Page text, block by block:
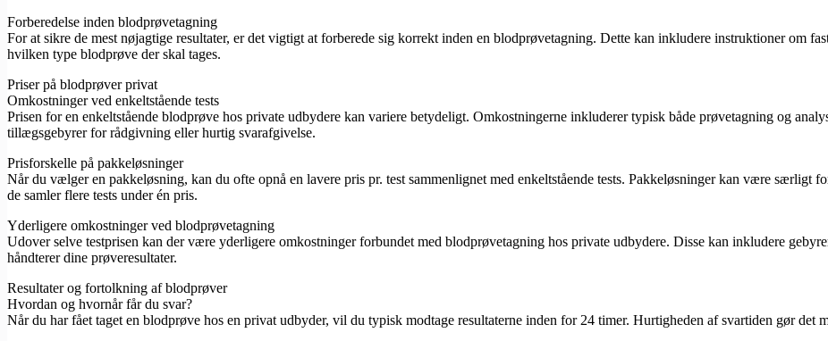
Forberedelse inden blodprøvetagning
For at sikre de mest nøjagtige resultater, er det vigtigt at forberede sig korrekt inden en blodprøvetagning. Dette kan inkludere instruktioner om
hvilken type blodprøve der skal tages.
Priser på blodprøver privat
Omkostninger ved enkeltstående tests
Prisen for en enkeltstående blodprøve hos private udbydere kan variere betydeligt. Omkostningerne inkluderer typisk både prøvetagning og
tillægsgebyrer for rådgivning eller hurtig svarafgivelse.
Prisforskelle på pakkeløsninger
Når du vælger en pakkeløsning, kan du ofte opnå en lavere pris pr. test sammenlignet med enkeltstående tests. Pakkeløsninger kan være særligt
de samler flere tests under én pris.
Yderligere omkostninger ved blodprøvetagning
Udover selve testprisen kan der være yderligere omkostninger forbundet med blodprøvetagning hos private udbydere. Disse kan inkludere
håndterer dine prøveresultater.
Resultater og fortolkning af blodprøver
Hvordan og hvornår får du svar?
Når du har fået taget en blodprøve hos en privat udbyder, vil du typisk modtage resultaterne inden for 24 timer. Hurtigheden af svartiden gør det